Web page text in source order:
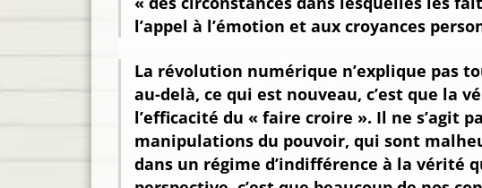
l’appel à l’émotion et aux croyances
La révolution numérique n’explique pas
au-delà, ce qui est nouveau, c’est que la
l’efficacité du « faire croire ». Il ne s’agit
manipulations du pouvoir, qui sont
dans un régime d’indifférence à la vérité